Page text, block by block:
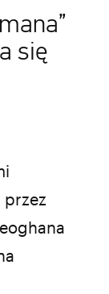
się